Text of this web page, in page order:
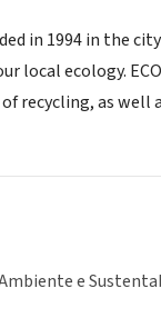
in 1994 in the
ecology.
recycling, as well
e